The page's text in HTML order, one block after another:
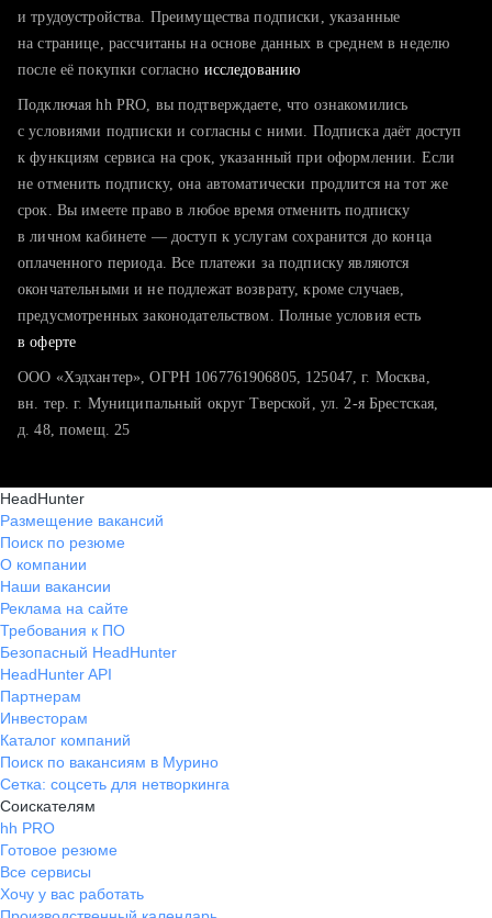
тратите много времени на поиск и вручную поднимаете
хотите сравнить себя с конкурентами и оценить шансы
и трудоустройства. Преимущества подписки, указанные
на странице, рассчитаны на основе данных в среднем в неделю
после её покупки согласно исследованию
Подключая hh PRO, вы подтверждаете, что ознакомились
с условиями подписки и согласны с ними. Подписка даёт доступ
к функциям сервиса на срок, указанный при оформлении. Если
не отменить подписку, она автоматически продлится на тот же
срок. Вы имеете право в любое время отменить подписку
в личном кабинете — доступ к услугам сохранится до конца
оплаченного периода. Все платежи за подписку являются
окончательными и не подлежат возврату, кроме случаев,
предусмотренных законодательством. Полные условия есть
в оферте
ООО «Хэдхантер», ОГРН 1067761906805, 125047, г. Москва,
вн. тер. г. Муниципальный округ Тверской, ул. 2-я Брестская,
д. 48, помещ. 25
HeadHunter
Размещение вакансий
Поиск по резюме
О компании
Наши вакансии
Реклама на сайте
Требования к ПО
Безопасный HeadHunter
HeadHunter API
Партнерам
Инвесторам
Каталог компаний
Поиск по вакансиям в Мурино
Сетка: соцсеть для нетворкинга
Соискателям
hh PRO
Готовое резюме
Все сервисы
Хочу у вас работать